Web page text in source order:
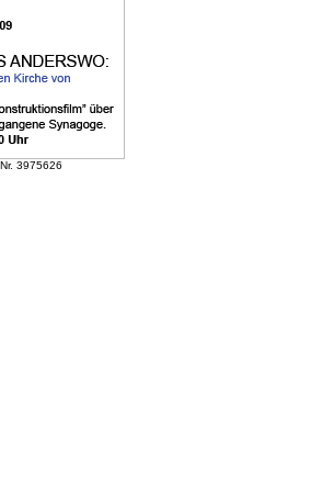
3975626